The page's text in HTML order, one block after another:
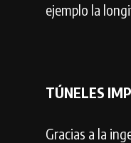
ejemplo la
TÚNELES
Gracias a la